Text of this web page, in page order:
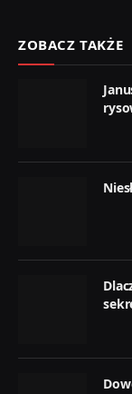
ZOBACZ TAKŻE